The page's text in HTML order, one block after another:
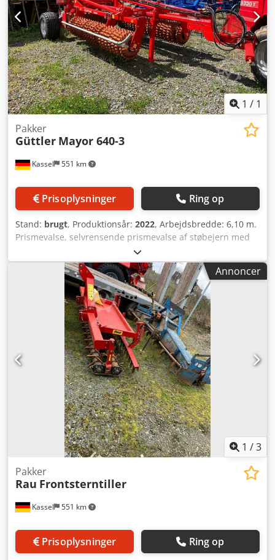
1 / 1
Kassel 551 km
Pakker
Güttler Mayor 640-3
Prisoplysninger Ring op
Stand: brugt, Produktionsår: 2022, Arbejdsbredde: 6,10 m.
Prismevalse, selvrensende prismevalse af støbejern med
hydraulisk klapning og trykudligning. Undervogn med dæk
15.0/44-17. Trækanordning med undervognstilkobling, inkl.
advarselstavler med LED-belysning. Csdpfx Ajt Dxnfelijrf
Annoncer
1 /3
Kassel 551 km
Pakker
Rau Frontsterntiller
Prisoplysninger Ring op